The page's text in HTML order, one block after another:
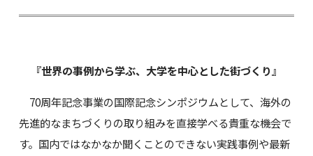
『世界の事例から学ぶ、大学を中心とした街づくり』
70周年記念事業の国際記念シンポジウムとして、海外の
先進的なまちづくりの取り組みを直接学べる貴重な機会で
す。国内ではなかなか聞くことのできない実践事例や最新